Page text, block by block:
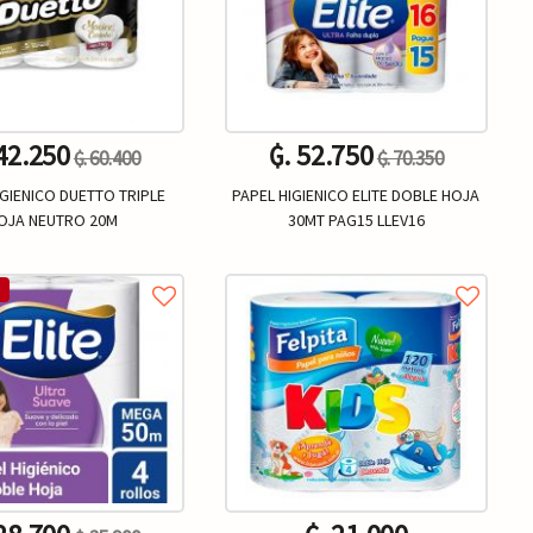
₲. 60.400
DUETTO TRIPLE
NEUTRO 20M
Un. +
₲. 52.750₲. 70.350
PAPEL HIGIENICO ELITE DOBLE HOJA
30MT PAG15 LLEV16
Un. +